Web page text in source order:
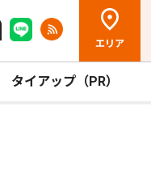
エリア
タイアップ（PR）